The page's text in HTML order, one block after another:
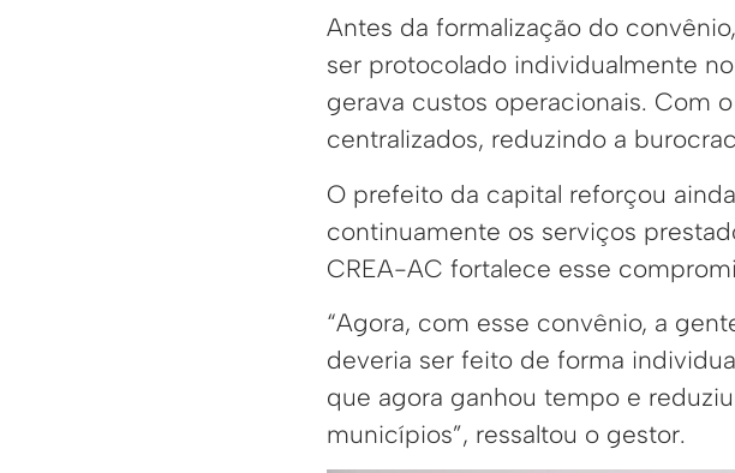
Antes da formalização do
ser protocolado individualmente
gerava custos operacionais. Com
centralizados, reduzindo a
O prefeito da capital reforçou
continuamente os serviços
CREA-AC fortalece esse
“Agora, com esse convênio, a
deveria ser feito de forma
que agora ganhou tempo e
municípios”, ressaltou o gestor.